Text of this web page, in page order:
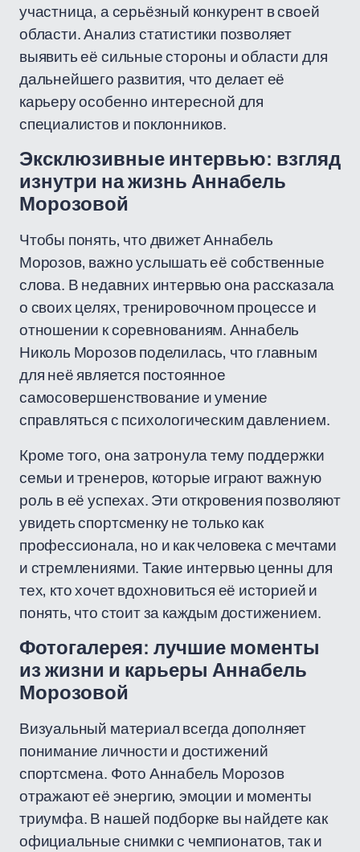
участница, а серьёзный конкурент в своей
области. Анализ статистики позволяет
выявить её сильные стороны и области для
дальнейшего развития, что делает её
карьеру особенно интересной для
специалистов и поклонников.
Эксклюзивные интервью: взгляд
изнутри на жизнь Аннабель
Морозовой
Чтобы понять, что движет Аннабель
Морозов, важно услышать её собственные
слова. В недавних интервью она рассказала
о своих целях, тренировочном процессе и
отношении к соревнованиям. Аннабель
Николь Морозов поделилась, что главным
для неё является постоянное
самосовершенствование и умение
справляться с психологическим давлением.
Кроме того, она затронула тему поддержки
семьи и тренеров, которые играют важную
роль в её успехах. Эти откровения позволяют
увидеть спортсменку не только как
профессионала, но и как человека с мечтами
и стремлениями. Такие интервью ценны для
тех, кто хочет вдохновиться её историей и
понять, что стоит за каждым достижением.
Фотогалерея: лучшие моменты
из жизни и карьеры Аннабель
Морозовой
Визуальный материал всегда дополняет
понимание личности и достижений
спортсмена. Фото Аннабель Морозов
отражают её энергию, эмоции и моменты
триумфа. В нашей подборке вы найдете как
официальные снимки с чемпионатов, так и